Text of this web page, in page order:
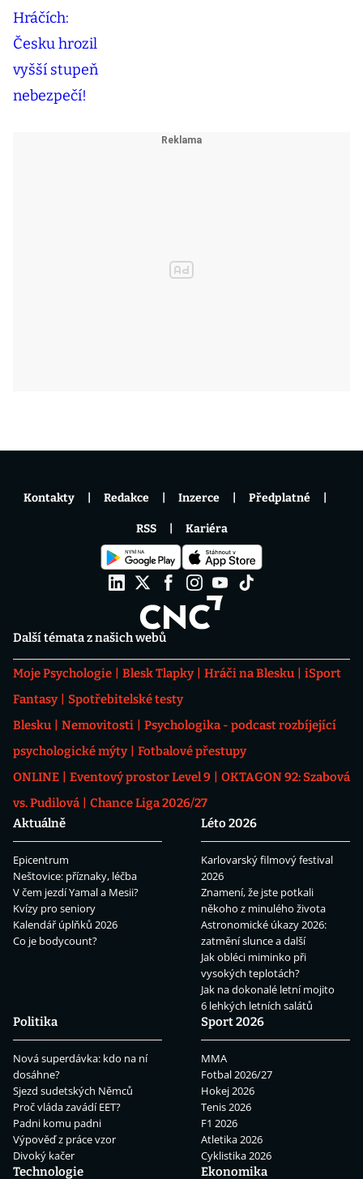
Další témata z našich webů
Moje Psychologie Blesk Tlapky Hráči na Blesku
iSport
Fantasy
Spotřebitelské testy
Blesku
Nemovitosti
Psychologika - podcast rozbíjející
psychologické mýty
Fotbalové přestupy
ONLINE
Eventový prostor Level 9
OKTAGON 92: Szabová
vs. Pudilová
Chance Liga 2026/27
Aktuálně
Epicentrum
Neštovice: příznaky, léčba
V čem jezdí Yamal a Mesii?
Kvízy pro seniory
Kalendář úplňků 2026
Co je bodycount?
Léto 2026
Karlovarský filmový festival
2026
Znamení, že jste potkali
někoho z minulého života
Astronomické úkazy 2026:
zatmění slunce a další
Jak obléci miminko při
vysokých teplotách?
Jak na dokonalé letní mojito
6 lehkých letních salátů
Politika
Nová superdávka: kdo na ní
dosáhne?
Sjezd sudetských Němců
Proč vláda zavádí EET?
Padni komu padni
Výpověď z práce vzor
Divoký kačer
Sport 2026
MMA
Fotbal 2026/27
Hokej 2026
Tenis 2026
F1 2026
Atletika 2026
Cyklistika 2026
Technologie
Ekonomika
Kontakty Redakce Inzerce Předplatné
RSS Kariéra